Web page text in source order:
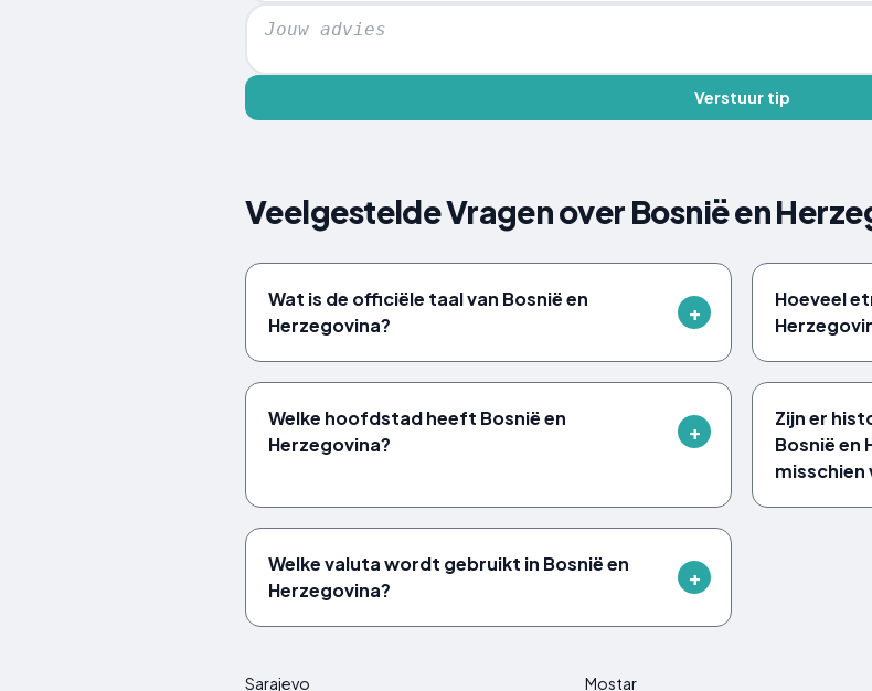
Verstuur tip
Veelgestelde Vragen over Bosnië en
Wat is de officiële taal van Bosnië en
Herzegovina?
Hoeveel
Welke hoofdstad heeft Bosnië en
Herzegovina?
Zijn er
Bosnië en
misschien
Welke valuta wordt gebruikt in Bosnië en
Herzegovina?
Sarajevo Mostar